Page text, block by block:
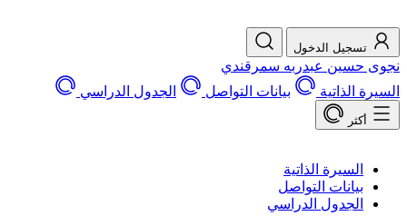
الدخول
عبدربه سمرقندي
بيانات التواصل الجدول الدراسي
الذاتية
التواصل
الدراسي